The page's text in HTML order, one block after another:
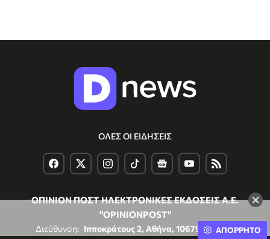
×
ΟΛΕΣ ΟΙ ΕΙΔΗΣΕΙΣ
ΟΠΙΝΙΟΝ ΠΟΣΤ ΗΛΕΚΤΡΟΝΙΚΕΣ ΕΚΔΟΣΕΙΣ Α.Ε.
"OPINIONPOST"
Διεύθυνση: Ιπποκράτους 2, Αθήνα, 10679, ΕλλάδαΑΠΟΡΡΗΤΟ